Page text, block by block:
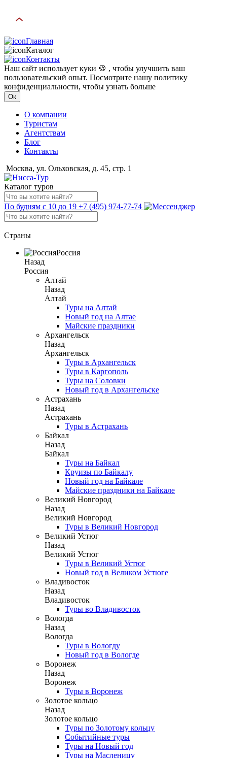
Главная
Каталог
Контакты
Наш сайт использует куки 🍪 , чтобы улучшить ваш
пользовательский опыт. Посмотрите нашу политику
конфиденциальности, чтобы узнать больше
Ок
О компании
Туристам
Агентствам
Блог
Контакты
Москва, ул. Ольховская, д. 45, стр. 1
Каталог туров
По будням с 10 до 19 +7 (495) 974-77-74
Страны
Россия
Назад
Россия
Алтай
Назад
Алтай
Туры на Алтай
Новый год на Алтае
Майские праздники
Архангельск
Назад
Архангельск
Туры в Архангельск
Туры в Каргополь
Туры на Соловки
Новый год в Архангельске
Астрахань
Назад
Астрахань
Туры в Астрахань
Байкал
Назад
Байкал
Туры на Байкал
Круизы по Байкалу
Новый год на Байкале
Майские праздники на Байкале
Великий Новгород
Назад
Великий Новгород
Туры в Великий Новгород
Великий Устюг
Назад
Великий Устюг
Туры в Великий Устюг
Новый год в Великом Устюге
Владивосток
Назад
Владивосток
Туры во Владивосток
Вологда
Назад
Вологда
Туры в Вологду
Новый год в Вологде
Воронеж
Назад
Воронеж
Туры в Воронеж
Золотое кольцо
Назад
Золотое кольцо
Туры по Золотому кольцу
Событийные туры
Туры на Новый год
Туры на Масленицу